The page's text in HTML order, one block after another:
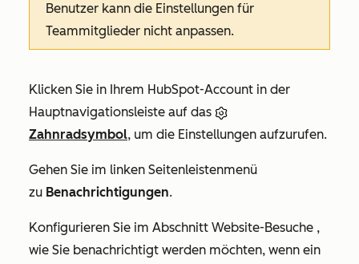
Benutzer kann die Einstellungen für
Teammitglieder nicht anpassen.
Klicken Sie in Ihrem HubSpot-Account in der
Hauptnavigationsleiste auf das
Zahnradsymbol, um die Einstellungen aufzurufen.
Gehen Sie im linken Seitenleistenmenü
zu Benachrichtigungen.
Konfigurieren Sie im Abschnitt Website-Besuche ,
wie Sie benachrichtigt werden möchten, wenn ein